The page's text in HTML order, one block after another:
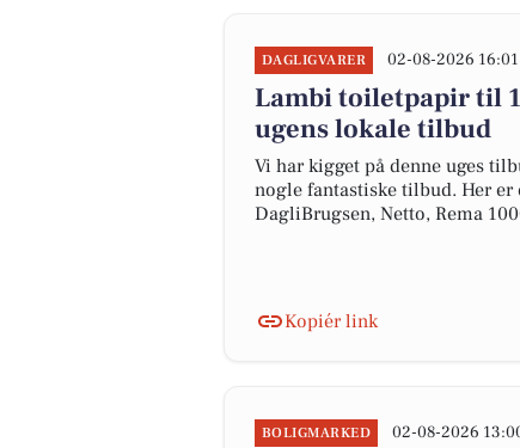
DAGLIGVARER 02-08-2026 16:01
Lambi toiletpapir til
ugens lokale tilbud
Vi har kigget på denne uges
nogle fantastiske tilbud. Her
DagliBrugsen, Netto, Rema
Kopiér link
BOLIGMARKED 02-08-2026